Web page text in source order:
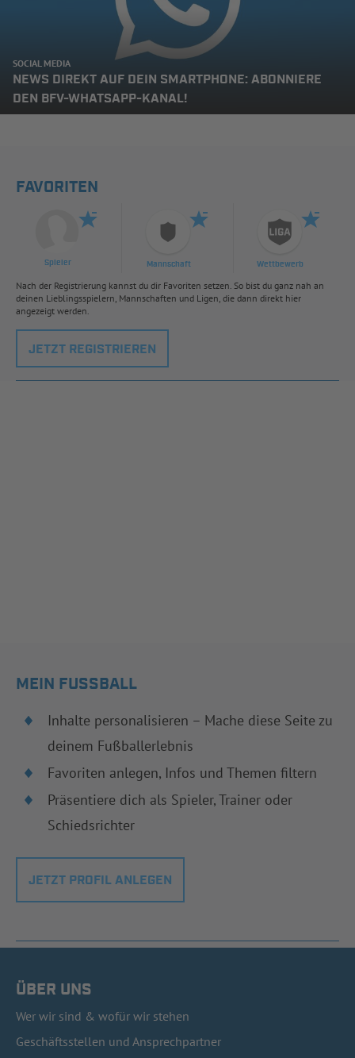
SOCIAL MEDIA
NEWS DIREKT AUF DEIN SMARTPHONE: ABONNIERE
DEN BFV-WHATSAPP-KANAL!
FAVORITEN
Spieler Mannschaft Wettbewerb
Nach der Registrierung kannst du dir Favoriten setzen. So bist du ganz nah an
deinen Lieblingsspielern, Mannschaften und Ligen, die dann direkt hier
angezeigt werden.
JETZT REGISTRIEREN
MEIN FUSSBALL
Inhalte personalisieren – Mache diese Seite zu
deinem Fußballerlebnis
Favoriten anlegen, Infos und Themen filtern
Präsentiere dich als Spieler, Trainer oder
Schiedsrichter
JETZT PROFIL ANLEGEN
ÜBER UNS
Wer wir sind & wofür wir stehen
Geschäftsstellen und Ansprechpartner